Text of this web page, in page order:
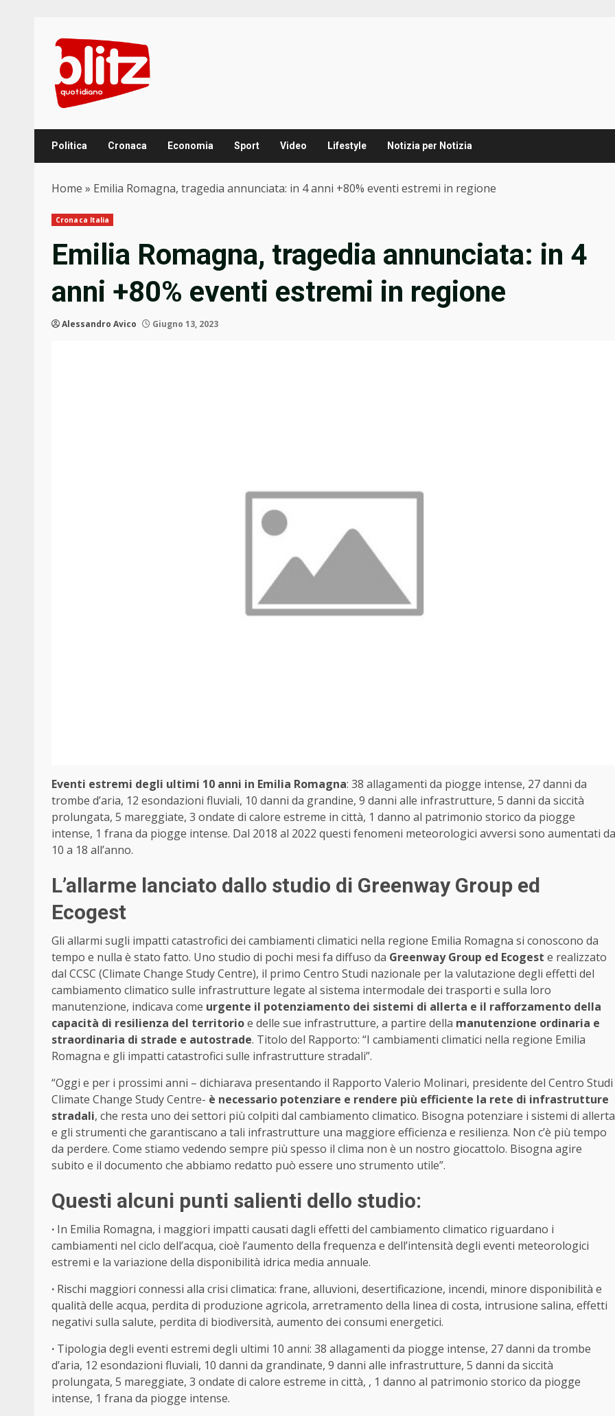
content
Politica Cronaca Economia Sport Video Lifestyle Notizia per Notizia
Home » Emilia Romagna, tragedia annunciata: in 4 anni +80% eventi estremi in regione
Cronaca Italia
Emilia Romagna, tragedia annunciata: in 4
anni +80% eventi estremi in regione
Alessandro Avico Giugno 13, 2023
Eventi estremi degli ultimi 10 anni in Emilia Romagna: 38 allagamenti da piogge intense, 27 danni da
trombe d’aria, 12 esondazioni fluviali, 10 danni da grandine, 9 danni alle infrastrutture, 5 danni da siccità
prolungata, 5 mareggiate, 3 ondate di calore estreme in città, 1 danno al patrimonio storico da piogge
intense, 1 frana da piogge intense. Dal 2018 al 2022 questi fenomeni meteorologici avversi sono aumentati da
10 a 18 all’anno.
L’allarme lanciato dallo studio di Greenway Group ed
Ecogest
Gli allarmi sugli impatti catastrofici dei cambiamenti climatici nella regione Emilia Romagna si conoscono da
tempo e nulla è stato fatto. Uno studio di pochi mesi fa diffuso da Greenway Group ed Ecogest e realizzato
dal CCSC (Climate Change Study Centre), il primo Centro Studi nazionale per la valutazione degli effetti del
cambiamento climatico sulle infrastrutture legate al sistema intermodale dei trasporti e sulla loro
manutenzione, indicava come urgente il potenziamento dei sistemi di allerta e il rafforzamento della
capacità di resilienza del territorioe delle sue infrastrutture, a partire della manutenzione ordinaria e
straordinaria di strade e autostrade. Titolo del Rapporto: “I cambiamenti climatici nella regione Emilia
Romagna e gli impatti catastrofici sulle infrastrutture stradali”.
“Oggi e per i prossimi anni – dichiarava presentando il Rapporto Valerio Molinari, presidente del Centro Studi
Climate Change Study Centre- è necessario potenziare e rendere più efficiente la rete di infrastrutture
stradali, che resta uno dei settori più colpiti dal cambiamento climatico. Bisogna potenziare i sistemi di allerta
e gli strumenti che garantiscano a tali infrastrutture una maggiore efficienza e resilienza. Non c’è più tempo
da perdere. Come stiamo vedendo sempre più spesso il clima non è un nostro giocattolo. Bisogna agire
subito e il documento che abbiamo redatto può essere uno strumento utile”.
Questi alcuni punti salienti dello studio:
· In Emilia Romagna, i maggiori impatti causati dagli effetti del cambiamento climatico riguardano i
cambiamenti nel ciclo dell’acqua, cioè l’aumento della frequenza e dell’intensità degli eventi meteorologici
estremi e la variazione della disponibilità idrica media annuale.
· Rischi maggiori connessi alla crisi climatica: frane, alluvioni, desertificazione, incendi, minore disponibilità e
qualità delle acqua, perdita di produzione agricola, arretramento della linea di costa, intrusione salina, effetti
negativi sulla salute, perdita di biodiversità, aumento dei consumi energetici.
· Tipologia degli eventi estremi degli ultimi 10 anni: 38 allagamenti da piogge intense, 27 danni da trombe
d’aria, 12 esondazioni fluviali, 10 danni da grandinate, 9 danni alle infrastrutture, 5 danni da siccità
prolungata, 5 mareggiate, 3 ondate di calore estreme in città, , 1 danno al patrimonio storico da piogge
intense, 1 frana da piogge intense.